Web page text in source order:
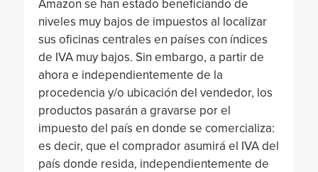
Amazon se han estado beneficiando de
niveles muy bajos de impuestos al localizar
sus oficinas centrales en países con índices
de IVA muy bajos. Sin embargo, a partir de
ahora e independientemente de la
procedencia y/o ubicación del vendedor, los
productos pasarán a gravarse por el
impuesto del país en donde se comercializa:
es decir, que el comprador asumirá el IVA del
país donde resida, independientemente de